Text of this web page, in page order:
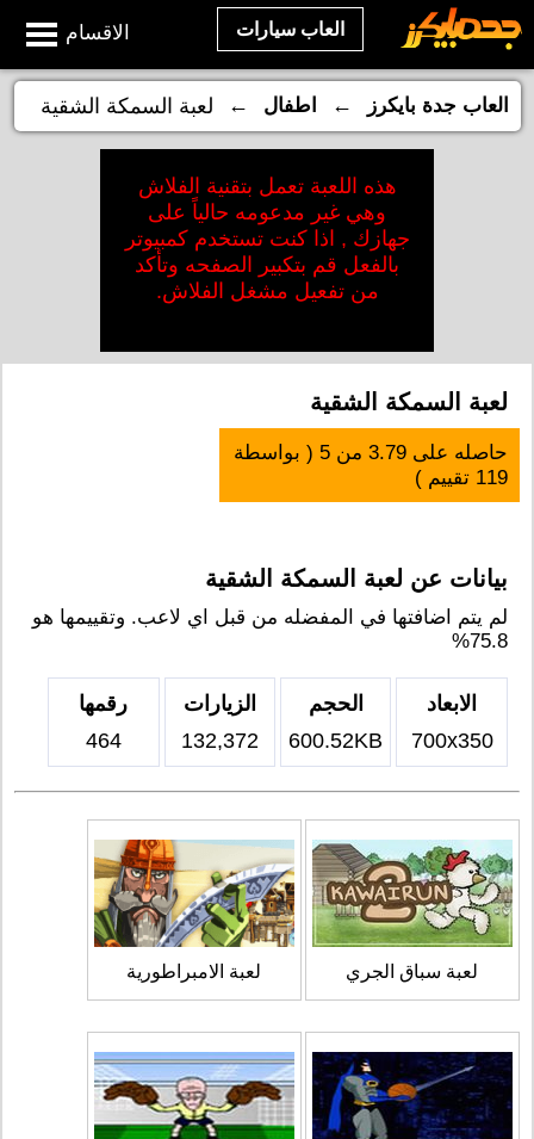
الاقسام العاب سيارات
العاب جدة بايكرز ← اطفال ← لعبة السمكة الشقية
هذه اللعبة تعمل بتقنية الفلاش
وهي غير مدعومه حالياً على
جهازك , اذا كنت تستخدم كمبيوتر
بالفعل قم بتكبير الصفحه وتأكد
من تفعيل مشغل الفلاش.
لعبة السمكة الشقية
حاصله على3.79 من5 ( بواسطة
119 تقييم )
بيانات عن لعبة السمكة الشقية
لم يتم اضافتها في المفضله من قبل اي لاعب. وتقييمها هو
75.8%
الابعاد
700x350
الحجم
600.52KB
الزيارات
132,372
رقمها
464
لعبة سباق الجري لعبة الامبراطورية